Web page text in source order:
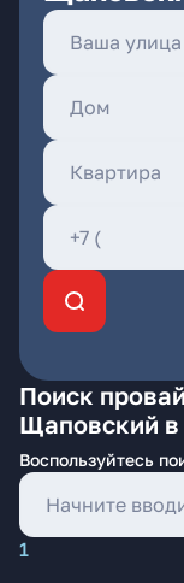
Поиск
Щаповский в
Воспользуйтесь
1